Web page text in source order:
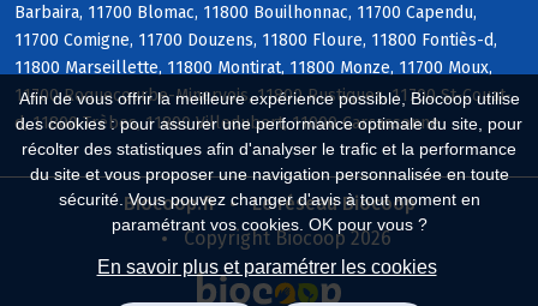
Afin de vous offrir la meilleure expérience possible, Biocoop utilise
des cookies : pour assurer une performance optimale du site, pour
récolter des statistiques afin d'analyser le trafic et la performance
du site et vous proposer une navigation personnalisée en toute
sécurité. Vous pouvez changer d'avis à tout moment en
paramétrant vos cookies. OK pour vous ?
En savoir plus et paramétrer les cookies
Barbaira, 11700 Blomac, 11800 Bouilhonnac, 11700 Capendu,
11700 Comigne, 11700 Douzens, 11800 Floure, 11800 Fontiès-d,
11800 Marseillette, 11800 Montirat, 11800 Monze, 11700 Moux,
11700 Roquecourbe-Minervois, 11800 Rustiques, 11700 St-Couat-
d, 11800 Trèbes, 11800 Villedubert, 11000 Carcassonne
Biocoop.fr
Le réseau Biocoop
Copyright Biocoop 2026